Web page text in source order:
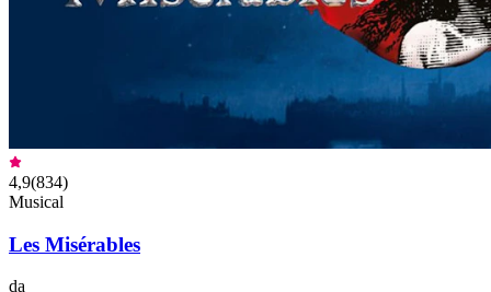
4,9(834)
Musical
Les Misérables
da